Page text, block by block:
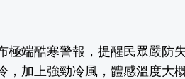
端酷寒警報，提醒民眾嚴防失
，加上強勁冷風，體感溫度大